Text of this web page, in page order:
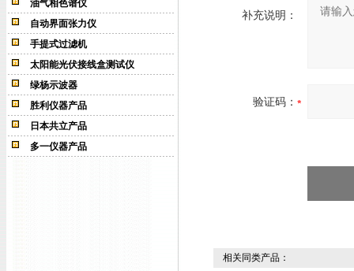
油气相色谱仪
自动界面张力仪
手提式过滤机
太阳能光伏接线盒测试仪
绿杨示波器
胜利仪器产品
日本共立产品
多一仪器产品
补充说明：
验证码：
相关同类产品：